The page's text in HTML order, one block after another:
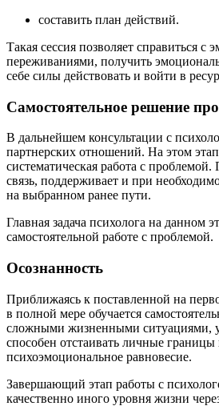
составить план действий.
Такая сессия позволяет справиться с
переживаниями, получить
себе силы действовать и войти в
Самостоятельное решение
В дальнейшем консультации с
партнерских отношений. На этом
систематическая работа с
связь, поддерживает и при
на выбранном ранее пути.
Главная задача психолога на данном
самостоятельной работе с проблемой.
Осознанность
Приближаясь к поставленной на
в полной мере обучается
сложными жизненными ситуациями,
способен отстаивать личные границы
психоэмоциональное равновесие.
Завершающий этап работы с
качественно иного уровня жизни